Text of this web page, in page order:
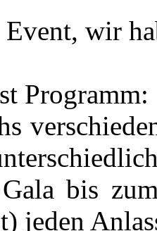
Event, wir
Programm:
bis
jeden